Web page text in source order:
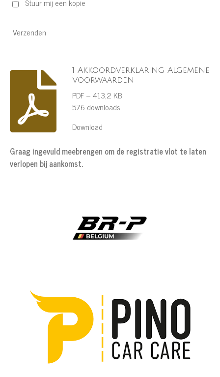
Stuur mij een kopie
Verzenden
1 Akkoordverklaring Algemene
Voorwaarden
PDF – 413,2 KB
576 downloads
Download
Graag ingevuld meebrengen om de registratie vlot te laten
verlopen bij aankomst.